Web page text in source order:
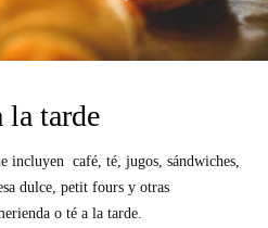
la tarde
incluyen café, té, jugos, sándwiches,
dulce, petit fours y otras
o té a la tarde.